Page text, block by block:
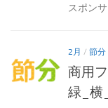
スポン
2月 / 節分
商用
緑_横